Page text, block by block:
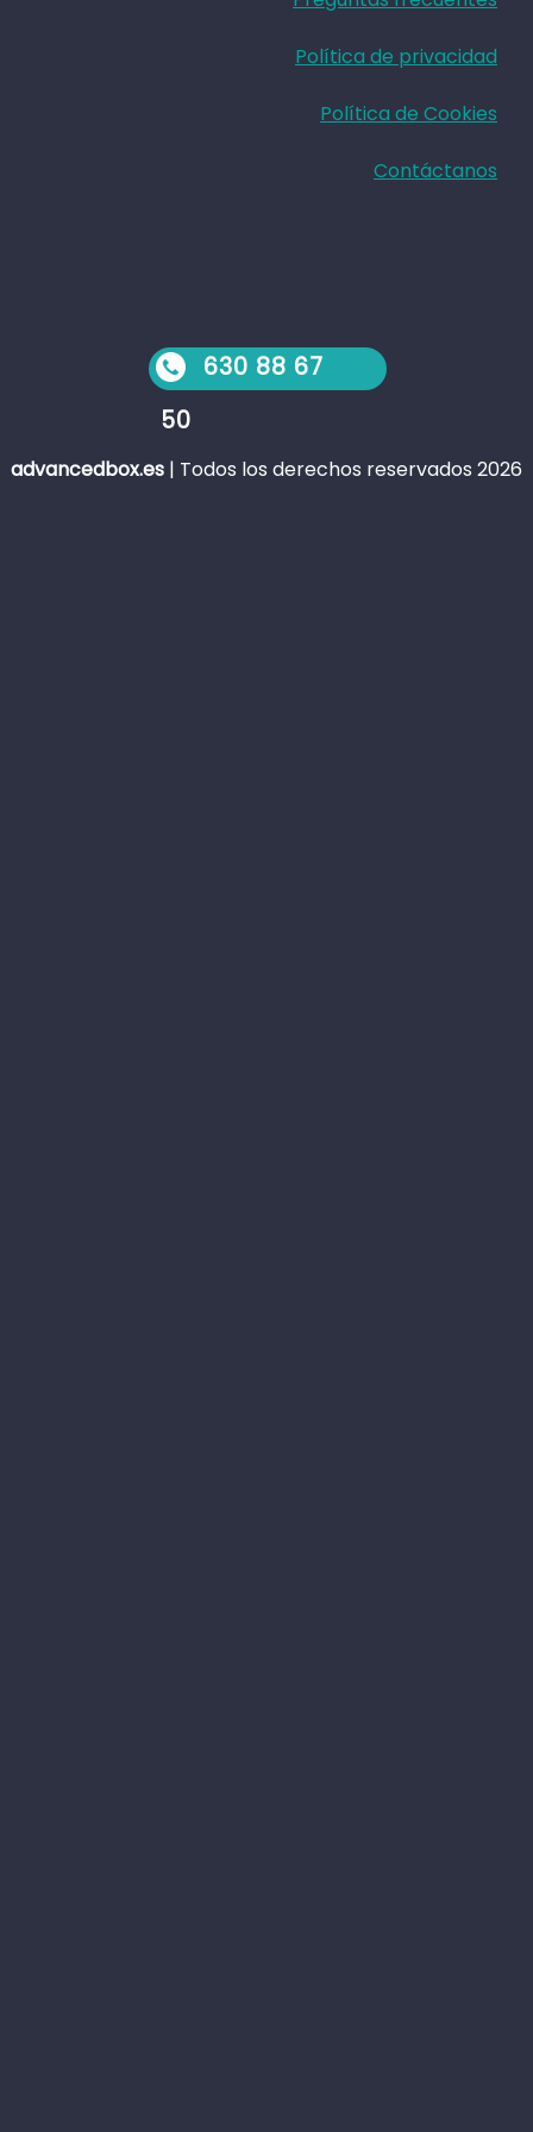
Política de privacidad
Política de Cookies
Contáctanos
advancedbox.es | Todos los derechos reservados 2026
630 88 67
50